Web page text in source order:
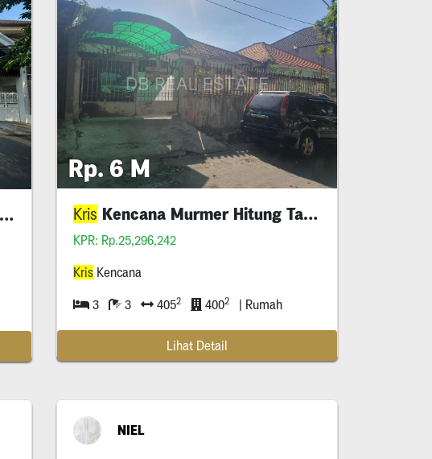
Rp. 6 M
Kris Kencana Murmer Hitung Tanah 🔥
KPR: Rp.25,296,242
Kris Kencana
3 3 4052 4002 | Rumah
Lihat Detail
NIEL